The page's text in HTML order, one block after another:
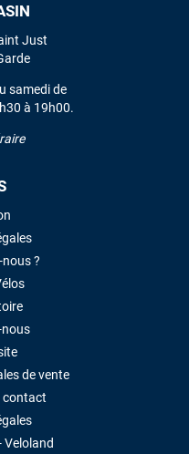
Just
samedi de
à 19h00.
?
de vente
contact
Veloland